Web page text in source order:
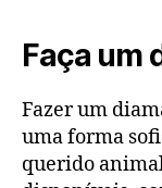
Faça um
Fazer um
uma forma
querido